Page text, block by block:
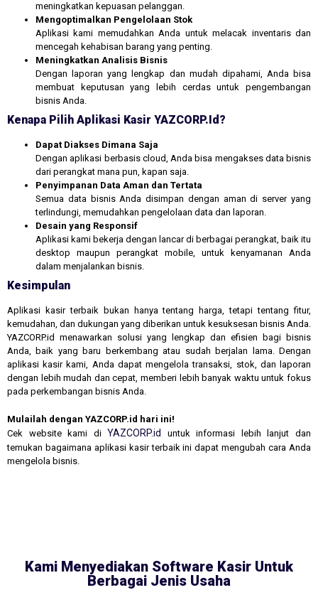
meningkatkan kepuasan pelanggan.
Mengoptimalkan Pengelolaan Stok
Aplikasi kami memudahkan Anda untuk melacak inventaris dan
mencegah kehabisan barang yang penting.
Meningkatkan Analisis Bisnis
Dengan laporan yang lengkap dan mudah dipahami, Anda bisa
membuat keputusan yang lebih cerdas untuk pengembangan
bisnis Anda.
Kenapa Pilih Aplikasi Kasir YAZCORP.id?
Dapat Diakses Dimana Saja
Dengan aplikasi berbasis cloud, Anda bisa mengakses data bisnis
dari perangkat mana pun, kapan saja.
Penyimpanan Data Aman dan Tertata
Semua data bisnis Anda disimpan dengan aman di server yang
terlindungi, memudahkan pengelolaan data dan laporan.
Desain yang Responsif
Aplikasi kami bekerja dengan lancar di berbagai perangkat, baik itu
desktop maupun perangkat mobile, untuk kenyamanan Anda
dalam menjalankan bisnis.
Kesimpulan
Aplikasi kasir terbaik bukan hanya tentang harga, tetapi tentang fitur,
kemudahan, dan dukungan yang diberikan untuk kesuksesan bisnis Anda.
YAZCORP.id menawarkan solusi yang lengkap dan efisien bagi bisnis
Anda, baik yang baru berkembang atau sudah berjalan lama. Dengan
aplikasi kasir kami, Anda dapat mengelola transaksi, stok, dan laporan
dengan lebih mudah dan cepat, memberi lebih banyak waktu untuk fokus
pada perkembangan bisnis Anda.
Mulailah dengan YAZCORP.id hari ini!
Cek website kami di YAZCORP.id
untuk informasi lebih lanjut dan
temukan bagaimana aplikasi kasir terbaik ini dapat mengubah cara Anda
mengelola bisnis.
Kami Menyediakan Software Kasir Untuk
Berbagai Jenis Usaha